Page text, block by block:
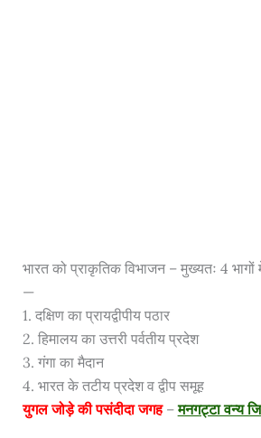
भारत को प्राकृतिक विभाजन – मुख्यतः 4 भागों
—
1. दक्षिण का प्रायद्वीपीय पठार
2. हिमालय का उत्तरी पर्वतीय प्रदेश
3. गंगा का मैदान
4. भारत के तटीय प्रदेश व द्वीप समूह
युगल जोड़े की पसंदीदा जगह –मनगट्टा वन्य